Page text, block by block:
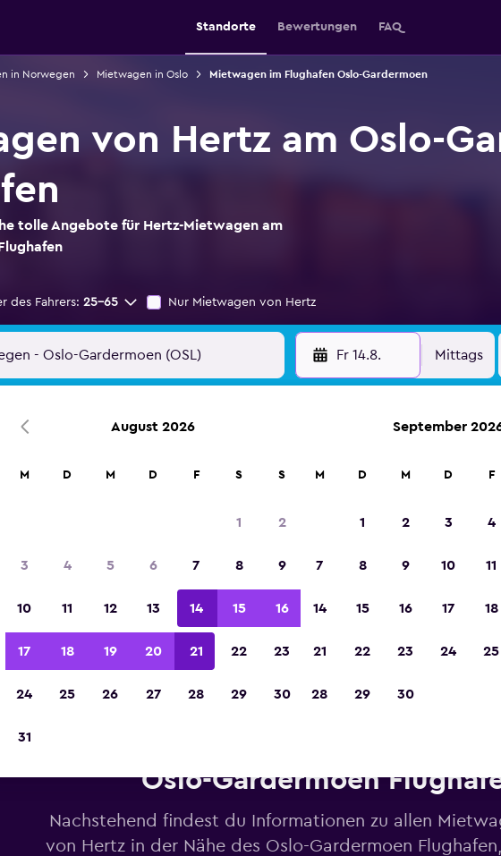
Standorte Bewertungen FAQ
in Norwegen Mietwagen in Oslo Mietwagen im Flughafen Oslo-Gardermoen
von Hertz am Oslo-
tolle Angebote für Hertz-Mietwagen am
des Fahrers: 25-65 Nur Mietwagen von Hertz
Fr 14.8. Mittags
Sieger 2023 gekürt
Oslo-Gardermoen
Nachstehend findest du Informationen zu allen
von Hertz in der Nähe des Oslo-Gardermoen
August 2026
M D M D F S S
1 2
3 4 5 6 7 8 9
10 11 12 13 14 15 16
17 18 19 20 21 22 23
24 25 26 27 28 29 30
31
September
M D M D F
1 2 3 4
7 8 9 10 11
14 15 16 17 18
21 22 23 24 25
28 29 30